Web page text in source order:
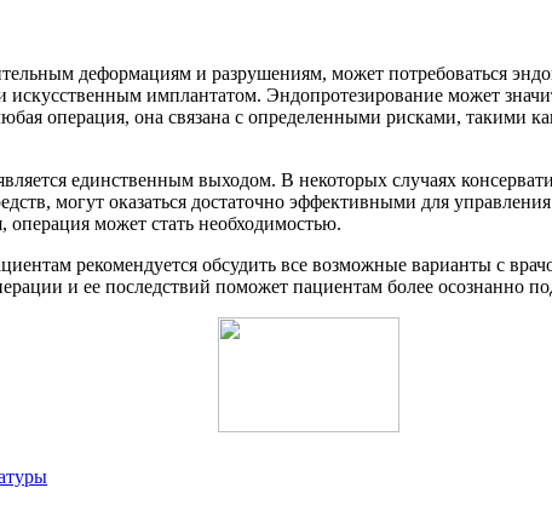
деформациям и разрушениям, может потребоваться
имплантатом. Эндопротезирование может
операция, она связана с определенными рисками, такими
единственным выходом. В некоторых случаях
могут оказаться достаточно эффективными для
может стать необходимостью.
рекомендуется обсудить все возможные варианты с
и ее последствий поможет пациентам более осознанно